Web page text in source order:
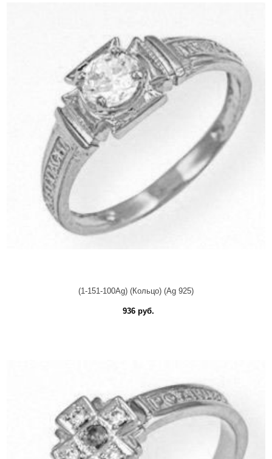
(1-151-100Ag) (Кольцо) (Ag 925)
936 руб.